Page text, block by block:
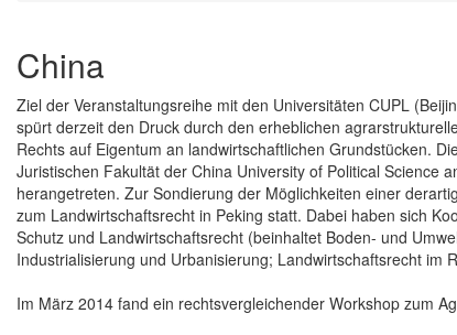
China
Ziel der Veranstaltungsreihe mit den Universitäten CUPL
spürt derzeit den Druck durch den erheblichen
Rechts auf Eigentum an landwirtschaftlichen Grundstücken.
Juristischen Fakultät der China University of Political Science
herangetreten. Zur Sondierung der Möglichkeiten einer
zum Landwirtschaftsrecht in Peking statt. Dabei haben sich
Schutz und Landwirtschaftsrecht (beinhaltet Boden- und
Industrialisierung und Urbanisierung; Landwirtschaftsrecht im
Im März 2014 fand ein rechtsvergleichender Workshop zum